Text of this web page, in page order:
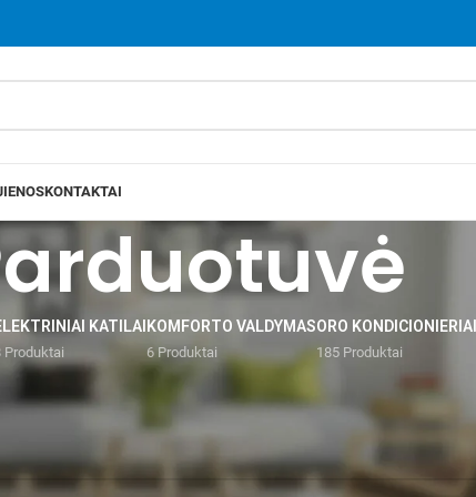
KONTAKTAI
KATILAI
Produktai
KOMFORTO VALDYMAS
6 Produktai
ORO KONDICIONIERIAI
185 Produktai